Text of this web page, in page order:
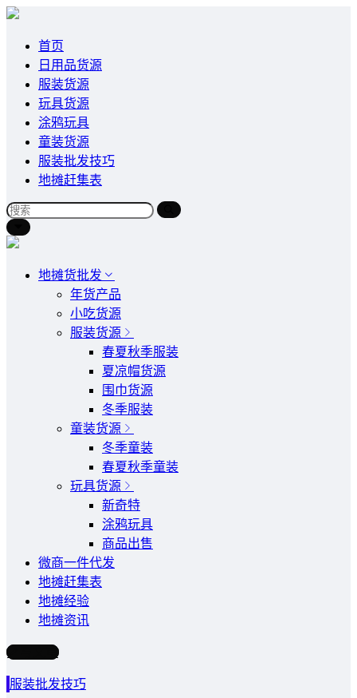
首页
日用品货源
服装货源
玩具货源
涂鸦玩具
童装货源
服装批发技巧
地摊赶集表
地摊货批发
年货产品
小吃货源
服装货源
春夏秋季服装
夏凉帽货源
围巾货源
冬季服装
童装货源
冬季童装
春夏秋季童装
玩具货源
新奇特
涂鸦玩具
商品出售
微商一件代发
地摊赶集表
地摊经验
地摊资讯
写文章
服装批发技巧